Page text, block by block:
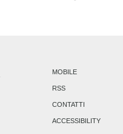
MOBILE
RSS
CONTATTI
ACCESSIBILITY